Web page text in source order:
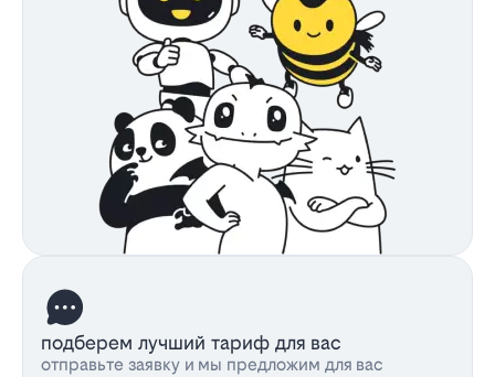
подберем лучший тариф для вас
отправьте заявку и мы предложим для вас